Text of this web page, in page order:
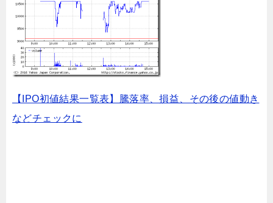
【IPO初値結果一覧表】騰落率、損益、その後の値動き
などチェックに